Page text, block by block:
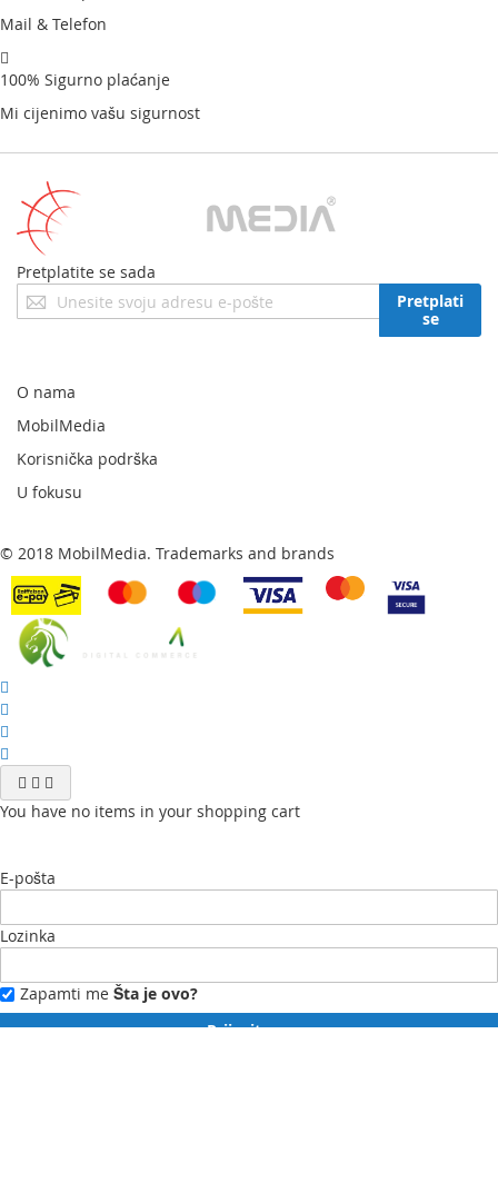
Mail & Telefon
100% Sigurno plaćanje
Mi cijenimo vašu sigurnost
Pretplatite se sada
Prijavite
se
newsletter:
Pretplati
se
O nama
MobilMedia
Korisnička podrška
U fokusu
© 2018 MobilMedia. Trademarks and brands
You have no items in your shopping cart
E-pošta
Lozinka
Zapamti me Šta je ovo?
Prijavite se